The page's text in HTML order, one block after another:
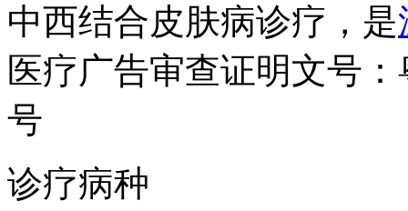
中西结合皮肤病诊疗，是
医疗广告审查证明文号
号
诊疗病种